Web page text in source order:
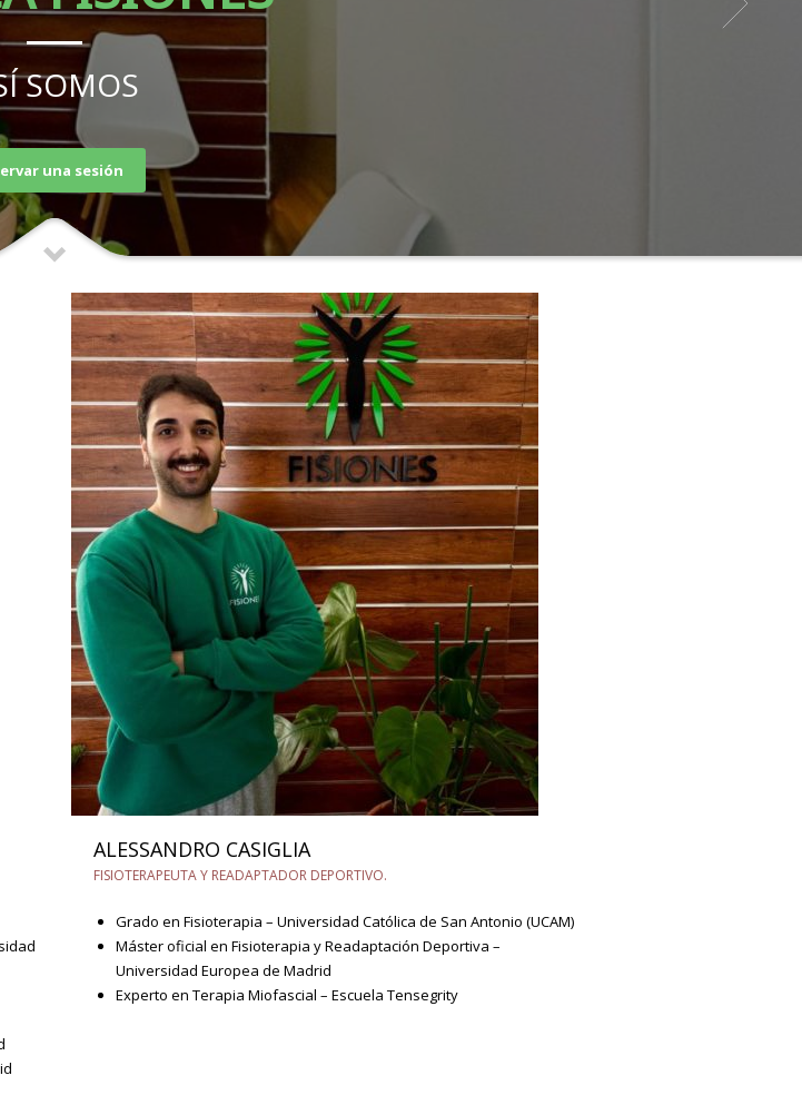
CLÍNICA FISIONES
1 2 3
ALESSANDRO CASIGLIA
FISIOTERAPEUTA Y READAPTADOR DEPORTIVO.
Grado en Fisioterapia – Universidad Católica de San Antonio (UCAM)
Máster oficial en Fisioterapia y Readaptación Deportiva –
Universidad Europea de Madrid
Experto en Terapia Miofascial – Escuela Tensegrity